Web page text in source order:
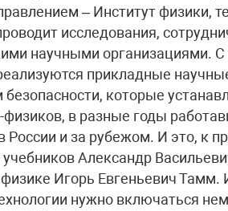
– Институт физики,
исследования,
научными организациями.
прикладные
которые
в разные годы
России и за рубежом. И это, к
Александр
Игорь Евгеньевич
нужно включаться